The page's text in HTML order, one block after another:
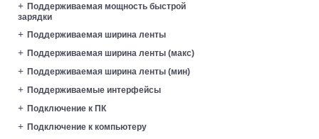
Поддерживаемая мощность быстрой
зарядки
Поддерживаемая ширина ленты
Поддерживаемая ширина ленты (макс)
Поддерживаемая ширина ленты (мин)
Поддерживаемые интерфейсы
Подключение к ПК
Подключение к компьютеру